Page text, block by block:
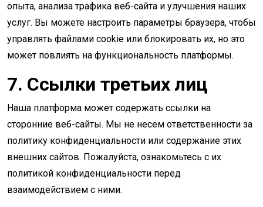
опыта, анализа трафика веб-сайта и улучшения наших
услуг. Вы можете настроить параметры браузера, чтобы
управлять файлами cookie или блокировать их, но это
может повлиять на функциональность платформы.
7. Ссылки третьих лиц
Наша платформа может содержать ссылки на
сторонние веб-сайты. Мы не несем ответственности за
политику конфиденциальности или содержание этих
внешних сайтов. Пожалуйста, ознакомьтесь с их
политикой конфиденциальности перед
взаимодействием с ними.